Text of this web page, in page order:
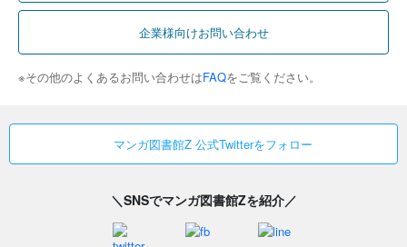
企業様向けお問い合わせ
※その他のよくあるお問い合わせはFAQをご覧ください。
マンガ図書館Z 公式Twitterをフォロー
＼SNSでマンガ図書館Zを紹介／